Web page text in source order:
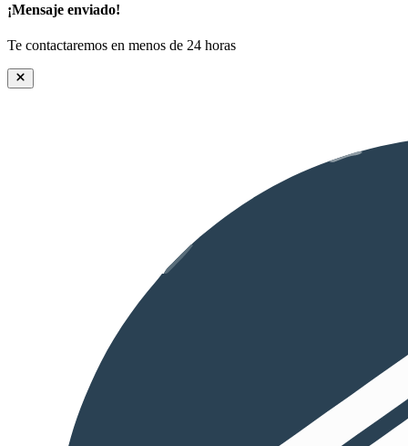
¡Mensaje enviado!
Te contactaremos en menos de 24 horas